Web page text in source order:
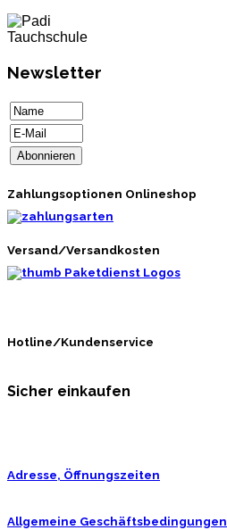
Newsletter
Zahlungsoptionen Onlineshop
Versand/Versandkosten
Hotline/Kundenservice
Sicher einkaufen
Adresse, Öffnungszeiten
Allgemeine Geschäftsbedingungen